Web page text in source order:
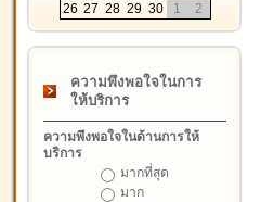
26 27 28 29 30 1 2
ความพึงพอใจในการ
ให้บริการ
ความพึงพอใจในด้านการให้
บริการ
มากที่สุด
มาก